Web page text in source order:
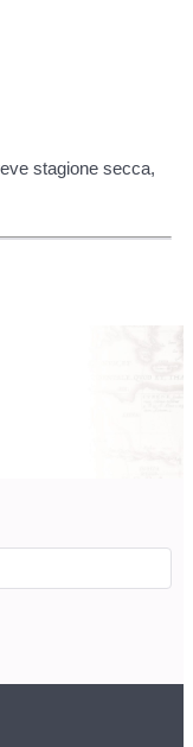
stagione secca,